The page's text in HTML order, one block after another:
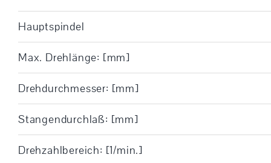
Hauptspindel
Max. Drehlänge: [mm]
Drehdurchmesser: [mm]
Stangendurchlaß: [mm]
Drehzahlbereich: [1/min.]